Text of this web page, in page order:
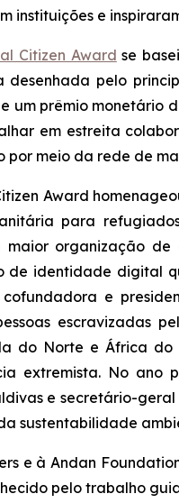
instituições e
Citizen Award se
desenhada pelo
um prêmio monetário
em estreita
meio da rede de
Award
para
maior organização de
de identidade digital
e
escravizadas
do Norte e África do
extremista. No ano
e secretário-
sustentabilidade
e à Andan
pelo trabalho